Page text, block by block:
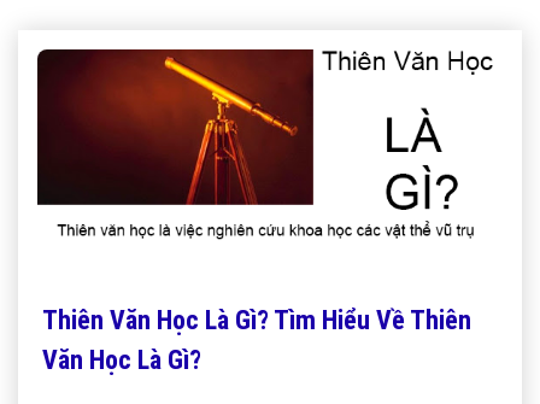
Thiên Văn Học Là Gì? Tìm Hiểu Về Thiên
Văn Học Là Gì?